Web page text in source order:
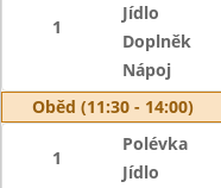
1
Jídlo
Doplněk
Nápoj
Oběd (11:30 - 14:00)
1
Polévka
Jídlo